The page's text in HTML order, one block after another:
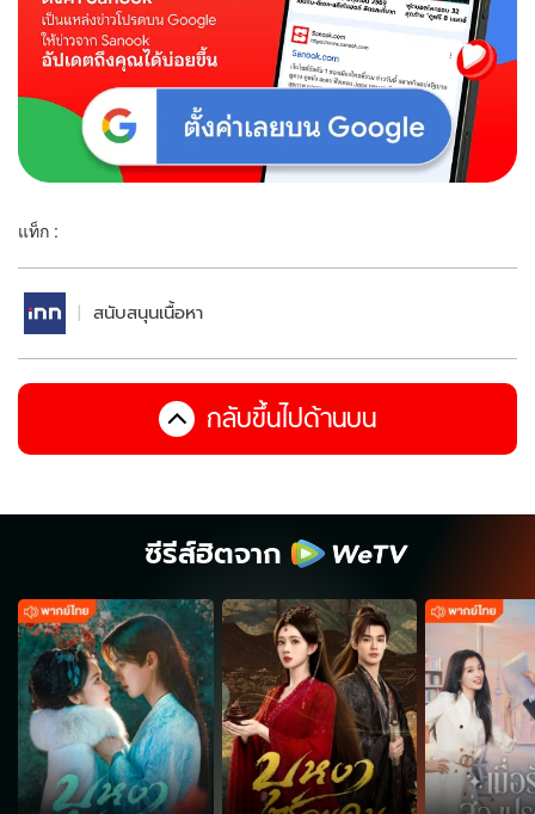
แท็ก :
สนับสนุนเนื้อหา
กลับขึ้นไปด้านบน
ซีรีส์ฮิตจาก